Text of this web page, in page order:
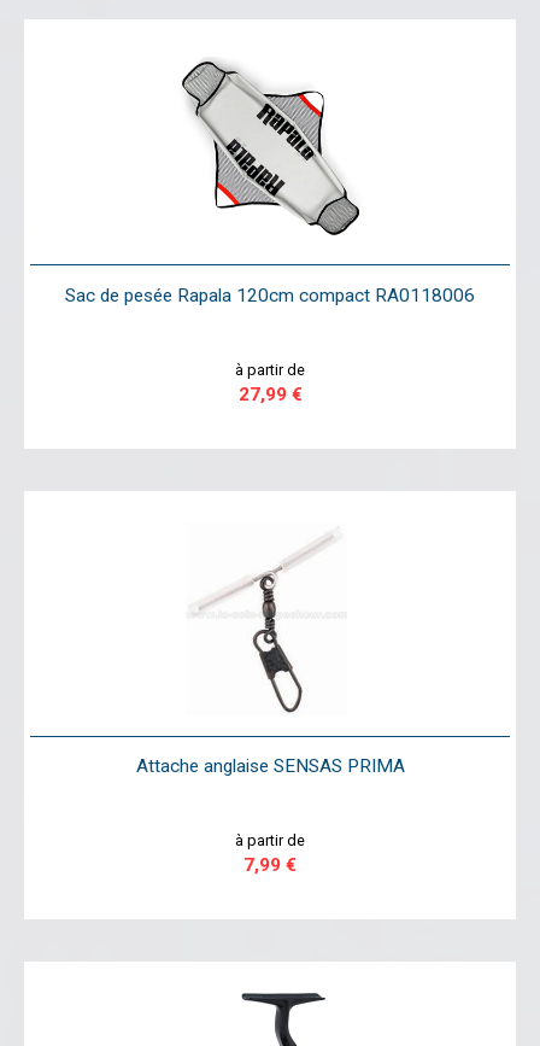
Sac de pesée Rapala 120cm compact RA0118006
à partir de
27,99 €
Attache anglaise SENSAS PRIMA
à partir de
7,99 €